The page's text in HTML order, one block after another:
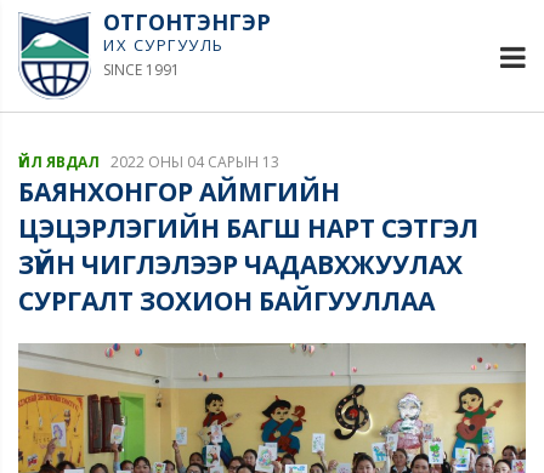
ОТГОНТЭНГЭР
ИХ СУРГУУЛЬ
SINCE 1991
ҮЙЛ ЯВДАЛ 2022 ОНЫ 04 САРЫН 13
БАЯНХОНГОР АЙМГИЙН
ЦЭЦЭРЛЭГИЙН БАГШ НАРТ СЭТГЭЛ
ЗҮЙН ЧИГЛЭЛЭЭР ЧАДАВХЖУУЛАХ
СУРГАЛТ ЗОХИОН БАЙГУУЛЛАА